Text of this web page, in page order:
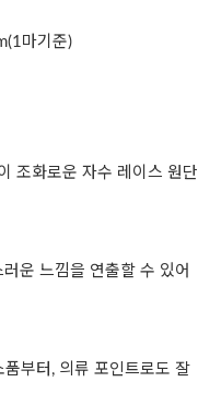
마기준)
조화로운 자수 레이스 원단
운 느낌을 연출할 수 있어
부터, 의류 포인트로도 잘